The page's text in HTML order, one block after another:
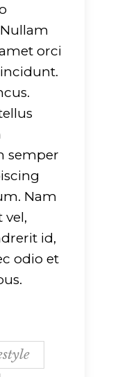
orci
semper
Nam
id,
odio et